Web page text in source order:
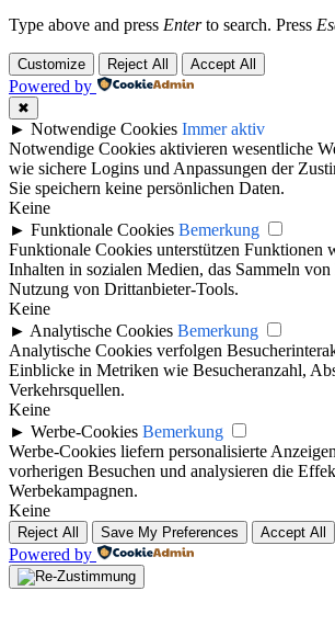
Type above and press Enterto search. Press
Customize Reject All Accept All
Powered by
✖
► Notwendige Cookies Immer aktiv
Notwendige Cookies aktivieren wesentliche
wie sichere Logins und Anpassungen der
Sie speichern keine persönlichen Daten.
Keine
► Funktionale Cookies Bemerkung
Funktionale Cookies unterstützen Funktionen
Inhalten in sozialen Medien, das Sammeln
Nutzung von Drittanbieter-Tools.
Keine
► Analytische Cookies Bemerkung
Analytische Cookies verfolgen
Einblicke in Metriken wie Besucheranzahl,
Verkehrsquellen.
Keine
► Werbe-Cookies Bemerkung
Werbe-Cookies liefern personalisierte
vorherigen Besuchen und analysieren die
Werbekampagnen.
Keine
Reject All Save My Preferences Accept All
Powered by